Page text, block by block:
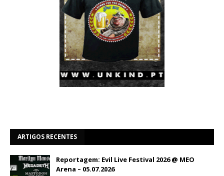
ARTIGOS RECENTES
Reportagem: Evil Live Festival 2026 @ MEO
Arena – 05.07.2026